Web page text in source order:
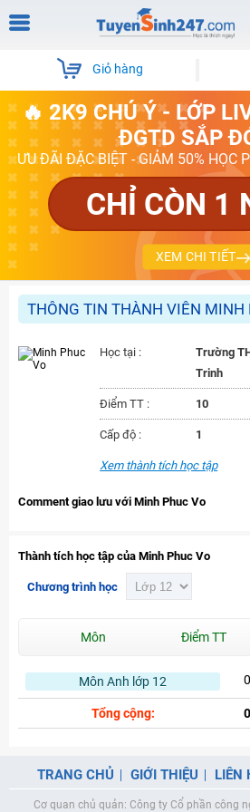
Giỏ hàng
🔥 2K9 CHÚ Ý - LỚP
ĐGTD SẮP
ƯU ĐÃI ĐẶC BIỆT - GIẢM 50% HỌC
CHỈ CÒN 1
XEM CHI TIẾT
THÔNG TIN THÀNH VIÊN MINH
Học tại :
Trường
Trinh
Điểm TT : 10
Cấp độ : 1
Xem thành tích học tập
Comment giao lưu với Minh Phuc Vo
Thành tích học tập của Minh Phuc Vo
Chương trình học
Môn Điểm TT
Môn Anh lớp 12 0
Tổng cộng: 0
TRANG CHỦ GIỚI THIỆU LIÊN
Cơ quan chủ quản: Công ty Cổ phần công